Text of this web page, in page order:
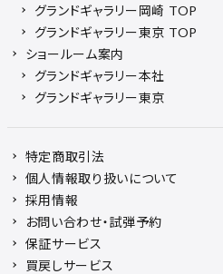
グランドギャラリー岡崎 TOP
グランドギャラリー東京 TOP
ショールーム案内
グランドギャラリー本社
グランドギャラリー東京
特定商取引法
個人情報取り扱いについて
採用情報
お問い合わせ・試弾予約
保証サービス
買戻しサービス